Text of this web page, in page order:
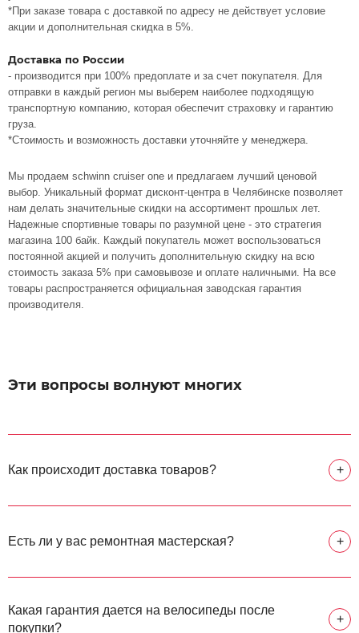
*При заказе товара с доставкой по адресу не действует условие
акции и дополнительная скидка в 5%.
Доставка по России
- производится при 100% предоплате и за счет покупателя. Для
отправки в каждый регион мы выберем наиболее подходящую
транспортную компанию, которая обеспечит страховку и гарантию
груза.
*Стоимость и возможность доставки уточняйте у менеджера.
Мы продаем schwinn cruiser one и предлагаем лучший ценовой
выбор. Уникальный формат дисконт-центра в Челябинске позволяет
нам делать значительные скидки на ассортимент прошлых лет.
Надежные спортивные товары по разумной цене - это стратегия
магазина 100 байк. Каждый покупатель может воспользоваться
постоянной акцией и получить дополнительную скидку на всю
стоимость заказа 5% при самовывозе и оплате наличными. На все
товары распространяется официальная заводская гарантия
производителя.
Эти вопросы волнуют многих
Как происходит доставка товаров? +
Есть ли у вас ремонтная мастерская? +
Какая гарантия дается на велосипеды после
покупки?
+